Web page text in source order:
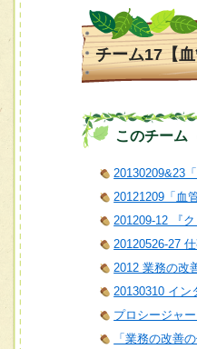
チーム17【
このチーム
20130209&23
20121209「血
201209-12 『
20120526-27
2012 業務の改
20130310 イ
プロシージャ
「業務の改善